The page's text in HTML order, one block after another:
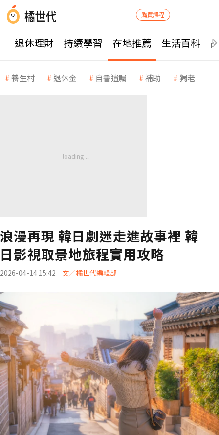
購買課程
退休理財 持續學習 在地推薦 生活百科
養生村 退休金 自書遺囑 補助 獨老
浪漫再現 韓日劇迷走進故事裡 韓
日影視取景地旅程實用攻略
2026-04-14 15:42 文／橘世代編輯部